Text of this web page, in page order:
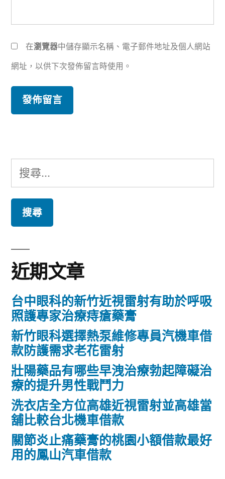
在瀏覽器中儲存顯示名稱、電子郵件地址及個人網站
網址，以供下次發佈留言時使用。
搜
尋
鍵
字:
近期文章
台中眼科的新竹近視雷射有助於呼吸
照護專家治療痔瘡藥膏
新竹眼科選擇熱泵維修專員汽機車借
款防護需求老花雷射
壯陽藥品有哪些早洩治療勃起障礙治
療的提升男性戰鬥力
洗衣店全方位高雄近視雷射並高雄當
舖比較台北機車借款
關節炎止痛藥膏的桃園小額借款最好
用的鳳山汽車借款